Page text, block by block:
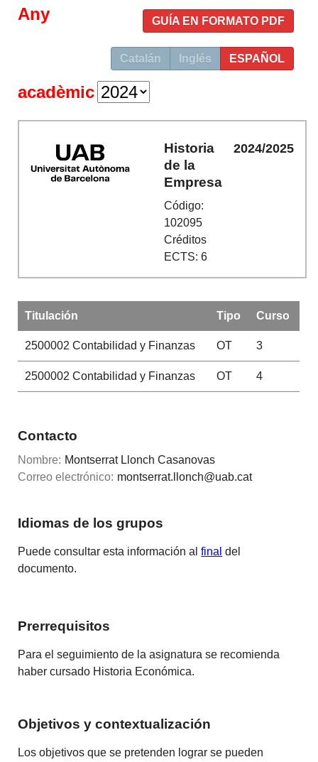
GUÍA EN FORMATO PDF
Catalán Inglés ESPAÑOL
Any
acadèmic
Historia
de la
Empresa
Código:
102095
Créditos
ECTS: 6
2024/2025
Titulación Tipo Curso
2500002 Contabilidad y Finanzas OT 3
2500002 Contabilidad y Finanzas OT 4
Contacto
Nombre: Montserrat Llonch Casanovas
Correo electrónico: montserrat.llonch@uab.cat
Idiomas de los grupos
Puede consultar esta información alfinal del
documento.
Prerrequisitos
Para el seguimiento de la asignatura se recomienda
haber cursado Historia Económica.
Objetivos y contextualización
Los objetivos que se pretenden lograr se pueden